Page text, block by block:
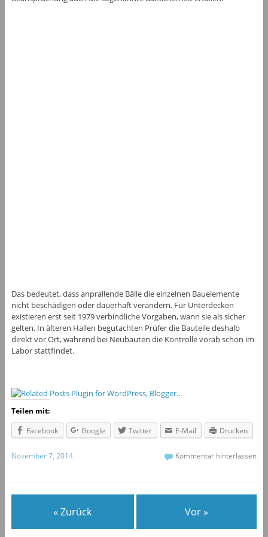
Das bedeutet, dass anprallende Bälle die einzelnen Bauelemente
nicht beschädigen oder dauerhaft verändern. Für Unterdecken
existieren erst seit 1979 verbindliche Vorgaben, wann sie als sicher
gelten. In älteren Hallen begutachten Prüfer die Bauteile deshalb
direkt vor Ort, während bei Neubauten die Kontrolle vorab schon im
Labor stattfindet.
Teilen mit:
Facebook
Google Twitter E-Mail Drucken
November 7, 2014 Kommentar hinterlassen
« Zurück Vor »